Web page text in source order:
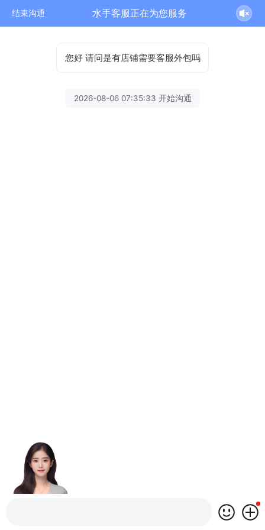
结束沟通 水手客服正在为您服务
您好 请问是有店铺需要客服外包吗
2026-08-06 07:35:33 开始沟通